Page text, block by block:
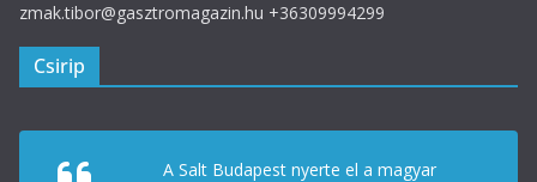
zmak.tibor@gasztromagazin.hu +36309994299
Csirip
A Salt Budapest nyerte el a magyar